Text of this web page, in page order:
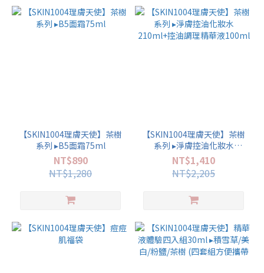
【SKIN1004理膚天使】茶樹
系列 ▸B5面霜75ml
NT$890
NT$1,280
【SKIN1004理膚天使】茶樹
系列 ▸淨膚控油化妝水
210ml+控油調理精華液
100ml
NT$1,410
NT$2,205